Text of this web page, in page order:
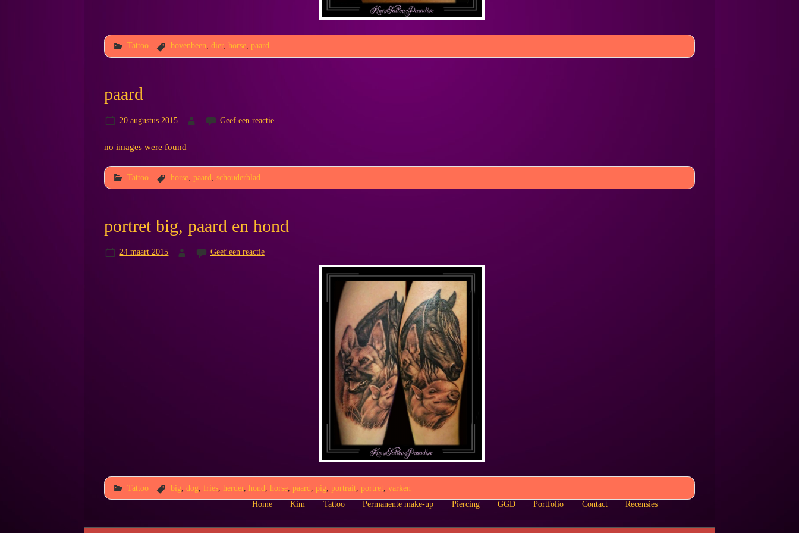
Tattoo bovenbeen ,dier,horse paard
paard
20 augustus 2015 Geef een reactie
no images were found
Tattoo horse paard ,schouderblad
portret big, paard en hond
24 maart 2015 Geef een reactie
Tattoo big ,dog fries ,herder,hond ,horse paard pig portrait portret ,varken
Home Kim Tattoo Permanente make-up Piercing GGD Portfolio Contact Recensies